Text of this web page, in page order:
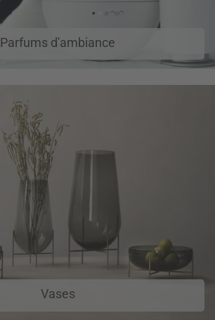
Parfums d'ambiance
Vases